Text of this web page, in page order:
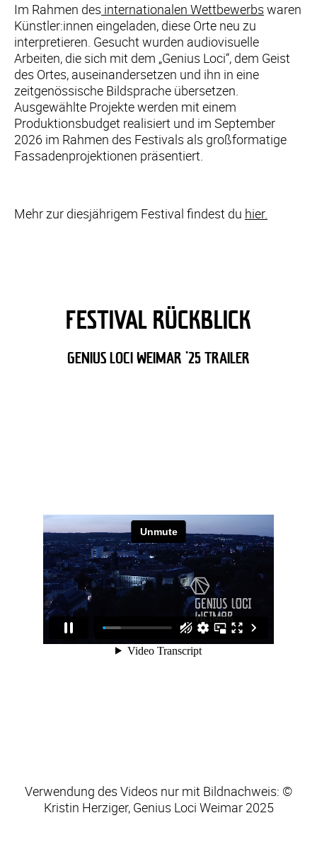
Im Rahmen des internationalen Wettbewerbs waren
Künstler:innen eingeladen, diese Orte neu zu
interpretieren. Gesucht wurden audiovisuelle
Arbeiten, die sich mit dem „Genius Loci“, dem Geist
des Ortes, auseinandersetzen und ihn in eine
zeitgenössische Bildsprache übersetzen.
Ausgewählte Projekte werden mit einem
Produktionsbudget realisiert und im September
2026 im Rahmen des Festivals als großformatige
Fassadenprojektionen präsentiert.
Mehr zur diesjährigem Festival findest du hier.
FESTIVAL RÜCKBLICK
GENIUS LOCI WEIMAR '25 TRAILER
Verwendung des Videos nur mit Bildnachweis: ©
Kristin Herziger, Genius Loci Weimar 2025